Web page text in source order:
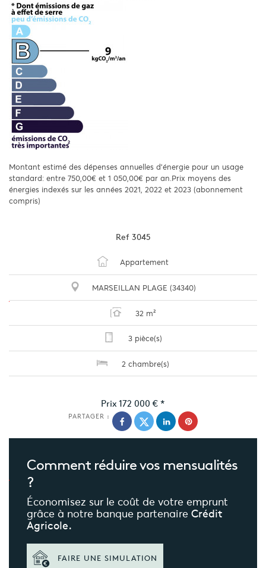
Montant estimé des dépenses annuelles d'énergie pour un usage
standard: entre 750,00€ et 1 050,00€ par an.Prix moyens des
énergies indexés sur les années 2021, 2022 et 2023 (abonnement
compris)
Ref 3045
Appartement
MARSEILLAN PLAGE (34340)
32 m²
3 pièce(s)
2 chambre(s)
Prix172 000 € *
PARTAGER :
Comment réduirevos mensualités
?
Économisez sur le coût de votre emprunt
grâce à notre banque partenaire Crédit
Agricole.
FAIRE UNE SIMULATION